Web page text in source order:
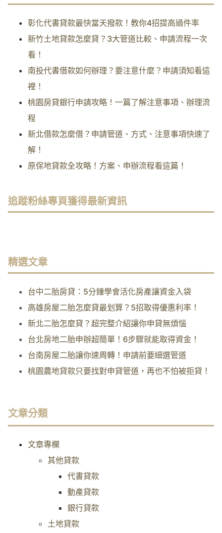
彰化代書貸款最快當天撥款！教你4招提高過件率
新竹土地貸款怎麼貸？3大管道比較、申請流程一次
看！
南投代書借款如何辦理？要注意什麼？申請須知看這
裡！
桃園房貸銀行申請攻略！一篇了解注意事項、辦理流
程
新北借款怎麼借？申請管道、方式、注意事項快速了
解！
原保地貸款全攻略！方案、申辦流程看這篇！
追蹤粉絲專頁獲得最新資訊
精選文章
台中二胎房貸：5分鐘學會活化房產讓資金入袋
高雄房屋二胎怎麼貸最划算？5招取得優惠利率！
新北二胎怎麼貸？超完整介紹讓你申貸無煩惱
台北房地二胎申辦超簡單！6步驟就能取得資金！
台南房屋二胎讓你速周轉！申請前要細選管道
桃園農地貸款只要找對申貸管道，再也不怕被拒貸！
文章分類
文章專欄
其他貸款
代書貸款
動產貸款
銀行貸款
土地貸款